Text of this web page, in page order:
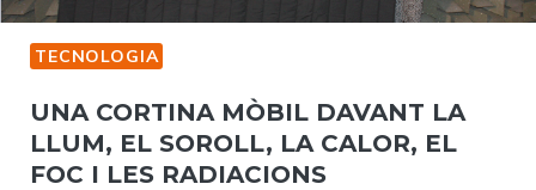
TECNOLOGIA
UNA CORTINA MÒBIL DAVANT LA
LLUM, EL SOROLL, LA CALOR, EL
FOC I LES RADIACIONS